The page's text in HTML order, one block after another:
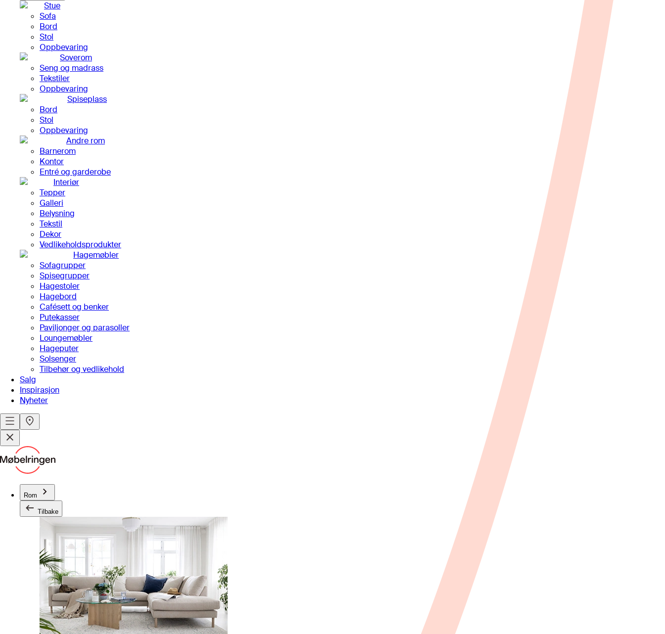
Stue
Sofa
Bord
Stol
Oppbevaring
Soverom
Seng og madrass
Tekstiler
Oppbevaring
Spiseplass
Bord
Stol
Oppbevaring
Andre rom
Barnerom
Kontor
Entré og garderobe
Interiør
Tepper
Galleri
Belysning
Tekstil
Dekor
Vedlikeholdsprodukter
Hagemøbler
Sofagrupper
Spisegrupper
Hagestoler
Hagebord
Cafésett og benker
Putekasser
Paviljonger og parasoller
Loungemøbler
Hageputer
Solsenger
Tilbehør og vedlikehold
Salg
Inspirasjon
Nyheter
Rom
Tilbake